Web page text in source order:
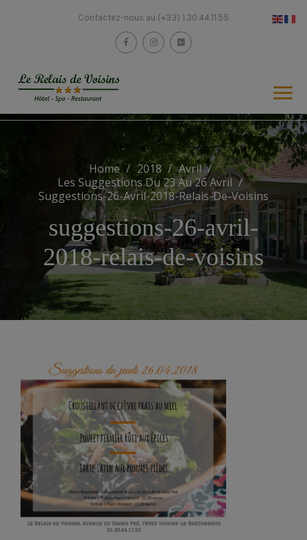
Contactez-nous au (+33) 1.30.44.11.55
Chambre Standard
Chambre Accès Mobilité Réduite
Histoire
Réservation
Réservation
Réservation
Tourisme À Proximité
Home 2018
Avril
Les Suggestions Du 23 Au 26 Avril
Suggestions-26-Avril-2018-Relais-De-Voisins
suggestions-26-avril-
2018-relais-de-voisins